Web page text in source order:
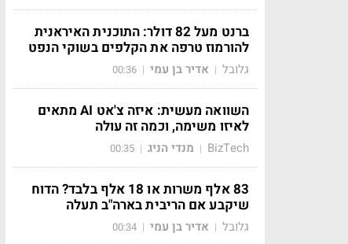
ברנט מעל 82 דולר: התוכנית האיראנית
להורמוז טרפה את הקלפים בשוקי הנפט
גלובל | אדיר בן עמי |
00:36
השוואה מעשית: איזה צ'אט AI מתאים
לאיזו משימה, וכמה זה עולה
BizTech
| מנדי הניג |
00:35
83 אלף משרות או 18 אלף בלבד? הדוח
שיקבע אם הריבית בארה"ב תעלה
גלובל | אדיר בן עמי |
00:34